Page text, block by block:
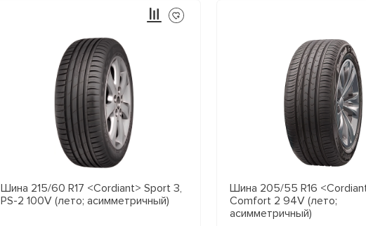
Шина 215/60 R17 <Cordiant> Sport 3,
PS-2 100V (лето; асимметричный)
Шина 205/55 R16
Comfort 2 94V (лето;
асимметричный)